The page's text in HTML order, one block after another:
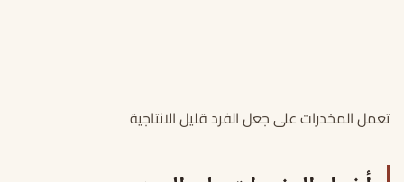
تعمل المخدرات على جعل الفرد قليل الانتاجية